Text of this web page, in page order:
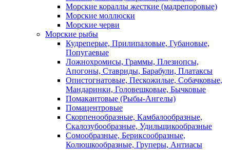
Морские кораллы жесткие (мадрепоровые)
Морские моллюски
Морские черви
Морские рыбы
Кудреперые, Прилипаловые, Губановые,
Попугаевые
Ложнохромисы, Граммы, Плезиопсы,
Апогоны, Ставриды, Барабули, Платаксы
Опистогнатовые, Пескожилые, Собачковые,
Мандаринки, Головешковые, Бычковые
Помакантовые (Рыбы-Ангелы)
Помацентровые
Скорпенообразные, Камбалообразные,
Скалозубообразные, Удильщикообразные
Сомообразные, Бериксообразные,
Колюшкообразные, Груперы, Антиасы